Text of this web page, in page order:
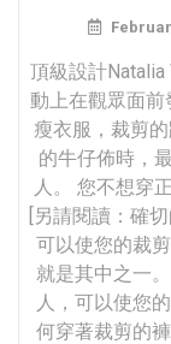
頂級設計
動上在觀眾面前
瘦衣服，裁剪
的牛仔佈時，
人。 您不想穿
[另請閱讀：確
可以使您的裁
就是其中之一
人，可以使您
何穿著裁剪的